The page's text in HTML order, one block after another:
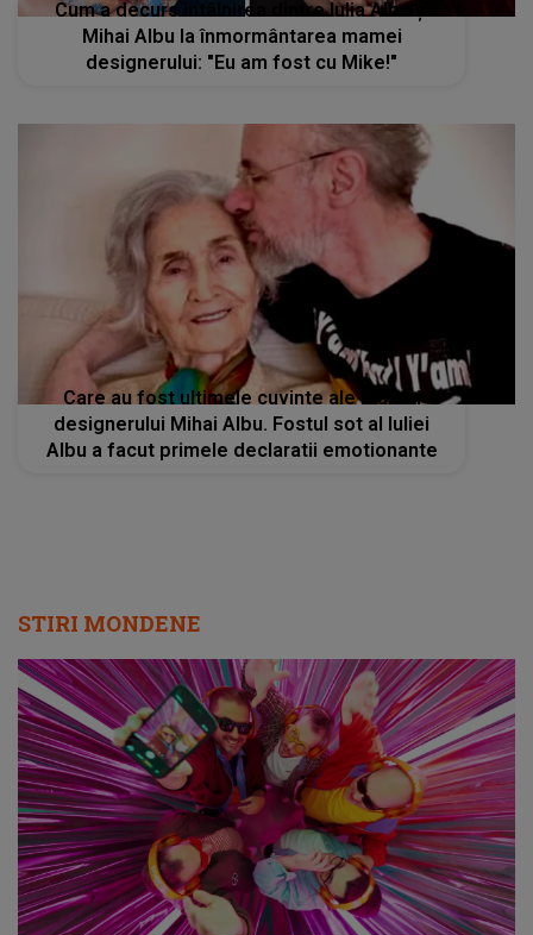
Cum a decurs întâlnirea dintre Iulia Albu și
Mihai Albu la înmormântarea mamei
designerului: "Eu am fost cu Mike!"
Care au fost ultimele cuvinte ale mamei
designerului Mihai Albu. Fostul sot al Iuliei
Albu a facut primele declaratii emotionante
STIRI MONDENE